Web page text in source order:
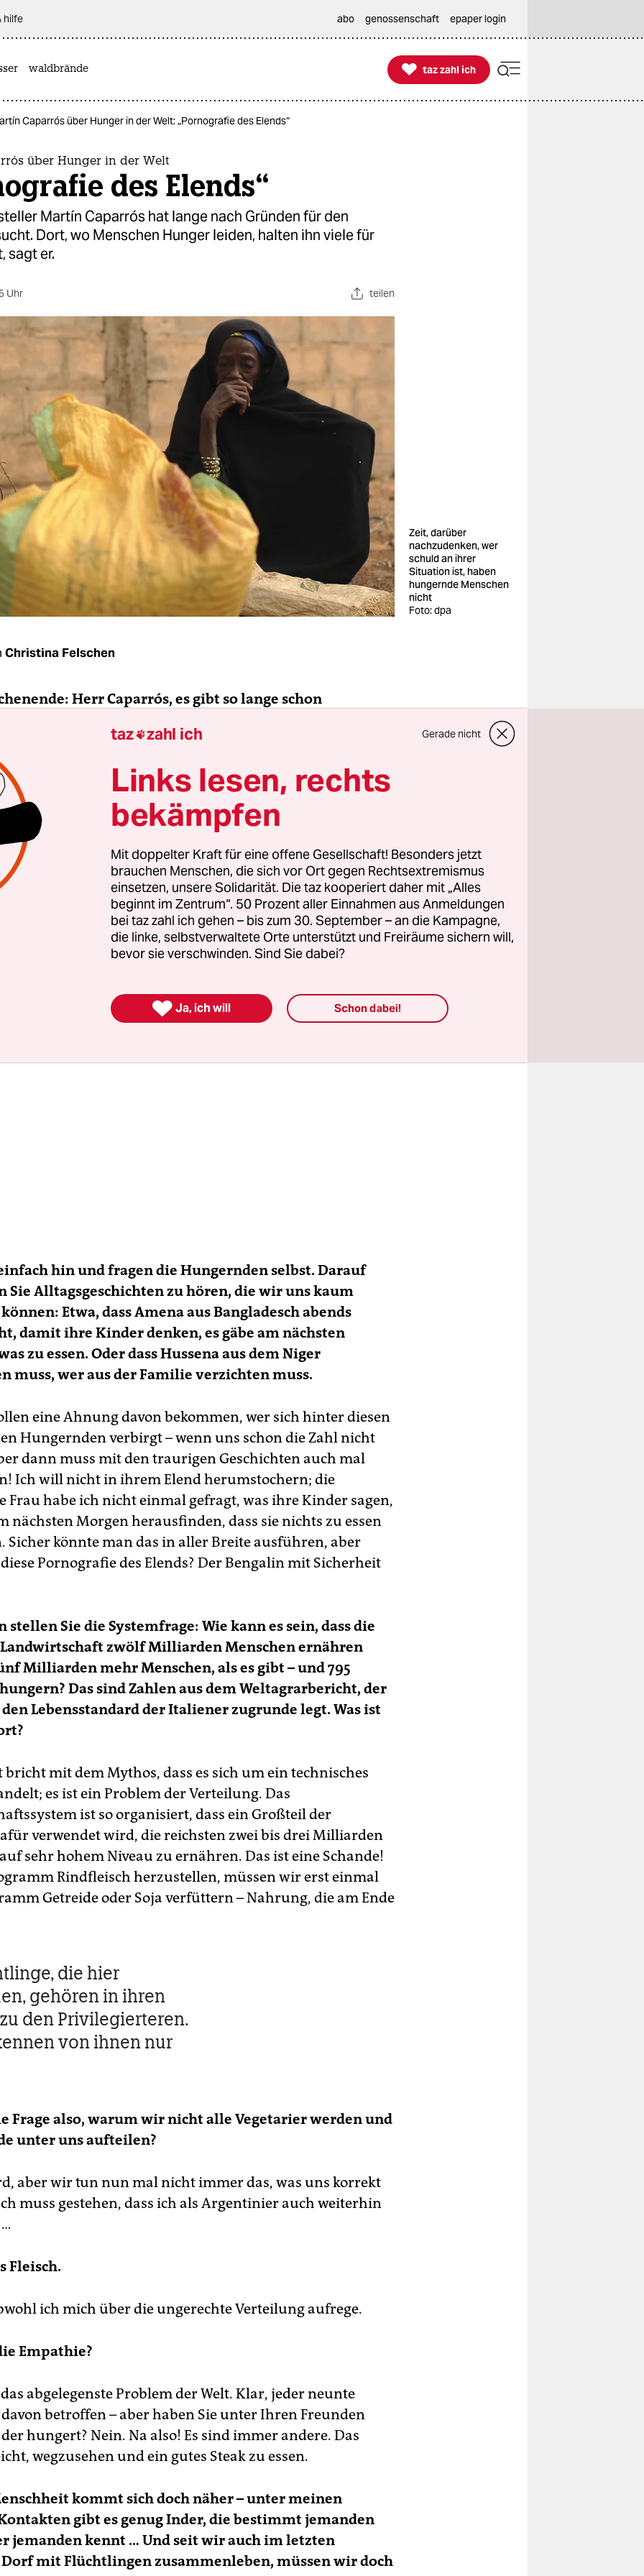
hilfe abo genossenschaft epaper login
waldbrände 
taz zahl ich
taz zahl ich
Caparrós über Hunger in der Welt: „Pornografie des Elends“
über Hunger in der Welt
des Elends“
Martín Caparrós hat lange nach Gründen für den
Dort, wo Menschen Hunger leiden, halten ihn viele für
sagt er.
Uhr teilen
Zeit, darüber
nachzudenken, wer
schuld an ihrer
Situation ist, haben
hungernde Menschen
nicht
Foto: dpa
Christina Felschen
Herr Caparrós, es gibt so lange schon
Ihr 800-Seiten-Buch „Der Hunger“ fünf Jahre lang in
Bangladesch, Madagaskar, Argentinien, im Südsudan
USA recherchiert. Warum?
Es stimmt, es wird viel darüber gesprochen – aber
die niemanden vom Hocker reißt. Die Worte „Millionen
lösen doch schon längst keine Reaktion mehr aus,
so daran gewöhnt, dass sie zum Klischee geworden
Sie, den Hunger in der Welt abschaffen?“, ist zur
Phrase geworden, gleichbedeutend mit: „Vergiss es!“ Mit
Zahlen und Begriffen wie „Unterernährung“
hin und fragen die Hungernden selbst. Darauf
Sie Alltagsgeschichten zu hören, die wir uns kaum
Etwa, dass Amena aus Bangladesch abends
damit ihre Kinder denken, es gäbe am nächsten
zu essen. Oder dass Hussena aus dem Niger
muss, wer aus der Familie verzichten muss.
eine Ahnung davon bekommen, wer sich hinter diesen
Hungernden verbirgt – wenn uns schon die Zahl nicht
dann muss mit den traurigen Geschichten auch mal
Ich will nicht in ihrem Elend herumstochern; die
Frau habe ich nicht einmal gefragt, was ihre Kinder sagen,
nächsten Morgen herausfinden, dass sie nichts zu essen
Sicher könnte man das in aller Breite ausführen, aber
Pornografie des Elends? Der Bengalin mit Sicherheit
stellen Sie die Systemfrage: Wie kann es sein, dass die
zwölf Milliarden Menschen ernähren
Milliarden mehr Menschen, als es gibt – und 795
Das sind Zahlen aus dem Weltagrarbericht, der
Lebensstandard der Italiener zugrunde legt. Was ist
bricht mit dem Mythos, dass es sich um ein technisches
es ist ein Problem der Verteilung. Das
ist so organisiert, dass ein Großteil der
verwendet wird, die reichsten zwei bis drei Milliarden
sehr hohem Niveau zu ernähren. Das ist eine Schande!
Rindfleisch herzustellen, müssen wir erst einmal
Getreide oder Soja verfüttern – Nahrung, die am Ende
die hier
gehören in ihren
den Privilegierteren.
von ihnen nur
Frage also, warum wir nicht alle Vegetarier werden und
unter uns aufteilen?
aber wir tun nun mal nicht immer das, was uns korrekt
muss gestehen, dass ich als Argentinier auch weiterhin
Fleisch.
ich mich über die ungerechte Verteilung aufrege.
Empathie?
abgelegenste Problem der Welt. Klar, jeder neunte
betroffen – aber haben Sie unter Ihren Freunden
hungert? Nein. Na also! Es sind immer andere. Das
wegzusehen und ein gutes Steak zu essen.
kommt sich doch näher – unter meinen
gibt es genug Inder, die bestimmt jemanden
jemanden kennt … Und seit wir auch im letzten
mit Flüchtlingen zusammenleben, müssen wir doch
taz zahl ich Gerade nicht
Links lesen, rechts
bekämpfen
Mit doppelter Kraft für eine offene Gesellschaft! Besonders jetzt
brauchen Menschen, die sich vor Ort gegen Rechtsextremismus
einsetzen, unsere Solidarität. Die taz kooperiert daher mit „Alles
beginnt im Zentrum“. 50 Prozent aller Einnahmen aus Anmeldungen
bei taz zahl ich gehen – bis zum 30. September – an die Kampagne,
die linke, selbstverwaltete Orte unterstützt und Freiräume sichern will,
bevor sie verschwinden. Sind Sie dabei?
 Ja, ich will Schon dabei!